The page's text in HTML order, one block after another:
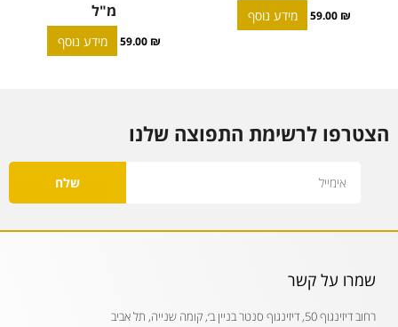
59.00 ₪ מידע נוסף
מ"ל
59.00 ₪ מידע נוסף
הצטרפו לרשימת התפוצה שלנו
שלח
שמרו על קשר
רחוב דיזינגוף 50, דיזינגוף סנטר בניין ב׳, קומה שנייה, תל אביב